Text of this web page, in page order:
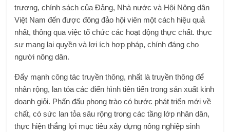
trương, chính sách của Đảng, Nhà nước và Hội Nông dân
Việt Nam đến được đông đảo hội viên một cách hiệu quả
nhất, thông qua việc tổ chức các hoạt động thực chất. thực
sự mang lại quyền và lợi ích hợp pháp, chính đáng cho
người nông dân.
Đẩy mạnh công tác truyền thông, nhất là truyền thông để
nhân rộng, lan tỏa các điển hình tiên tiến trong sản xuất kinh
doanh giỏi. Phấn đấu phong trào có bước phát triển mới về
chất, có sức lan tỏa sâu rộng trong các tầng lớp nhân dân,
thực hiện thắng lợi mục tiêu xây dựng nông nghiệp sinh